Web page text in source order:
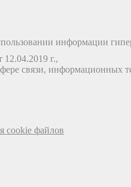
информации
г.,
связи, информационных
cookie файлов